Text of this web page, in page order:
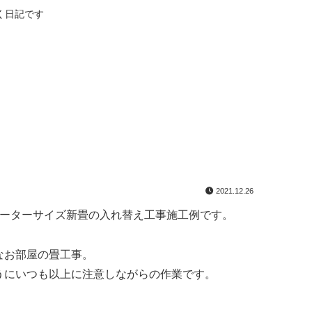
日記です
2021.12.26
ターサイズ新畳の入れ替え工事施工例です。
部屋の畳工事。
いつも以上に注意しながらの作業です。